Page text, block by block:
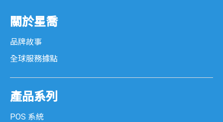
關於星喬
品牌故事
全球服務據點
產品系列
POS 系統